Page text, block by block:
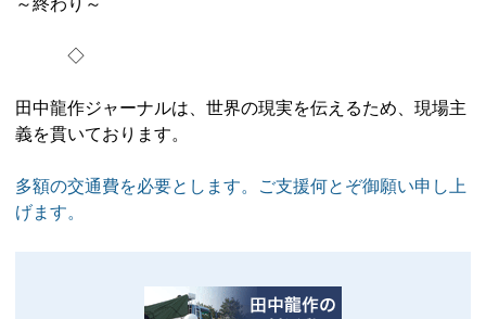
◇
田中龍作ジャーナルは、世界の現実を伝えるため、現場主
義を貫いております。
多額の交通費を必要とします。ご支援何とぞ御願い申し上
げます。